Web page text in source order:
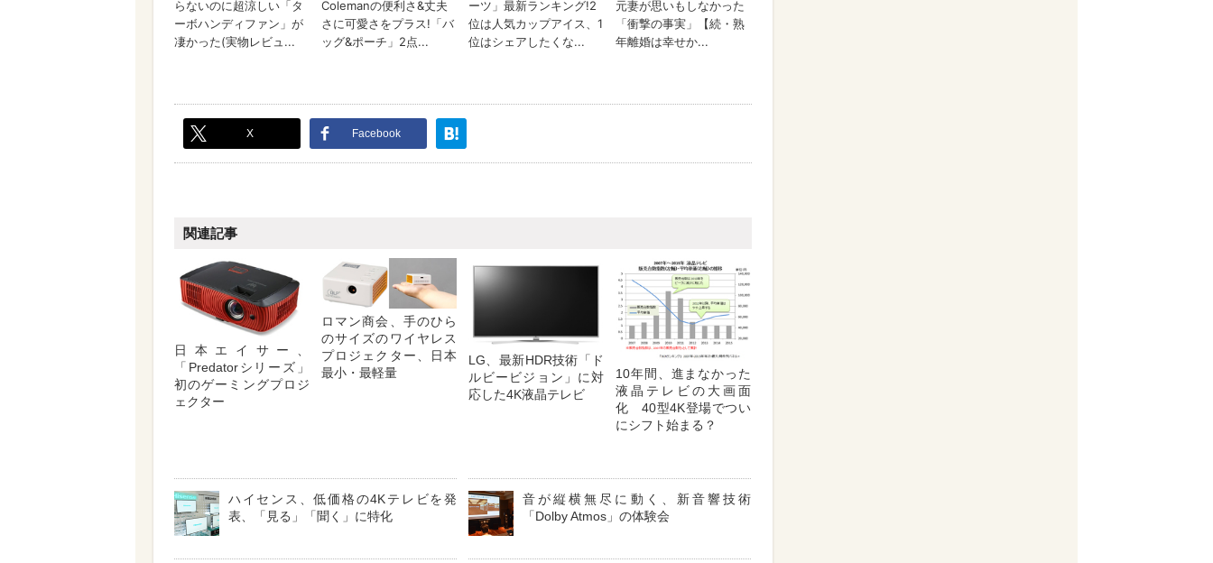
X Facebook
関連記事
日本エイサー、
「Predatorシリーズ」
初のゲーミングプロジ
ェクター
ロマン商会、手のひら
のサイズのワイヤレス
プロジェクター、日本
最小・最軽量
LG、最新HDR技術「ド
ルビービジョン」に対
応した4K液晶テレビ
10年間、進まなかった
液晶テレビの大画面
化 40型4K登場でつい
にシフト始まる？
ハイセンス、低価格の4Kテレビを発
表、「見る」「聞く」に特化
音が縦横無尽に動く、新音響技術
「Dolby Atmos」の体験会